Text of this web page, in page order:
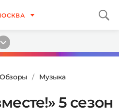
Обзоры Музыка
5 сезон